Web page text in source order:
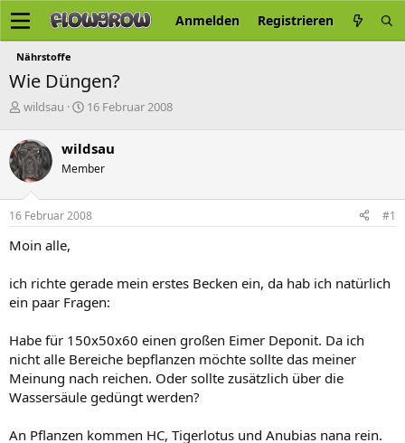
Anmelden Registrieren
Nährstoffe
Wie Düngen?
E
s
t
e
l
l
e
wildsau
E
t
e
l
t
16 Februar 2008
wildsau
Member
16 Februar 2008 #1
Moin alle,
ich richte gerade mein erstes Becken ein, da hab ich natürlich
ein paar Fragen:
Habe für 150x50x60 einen großen Eimer Deponit. Da ich
nicht alle Bereiche bepflanzen möchte sollte das meiner
Meinung nach reichen. Oder sollte zusätzlich über die
Wassersäule gedüngt werden?
An Pflanzen kommen HC, Tigerlotus und Anubias nana rein.